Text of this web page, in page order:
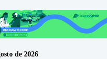
de 2026